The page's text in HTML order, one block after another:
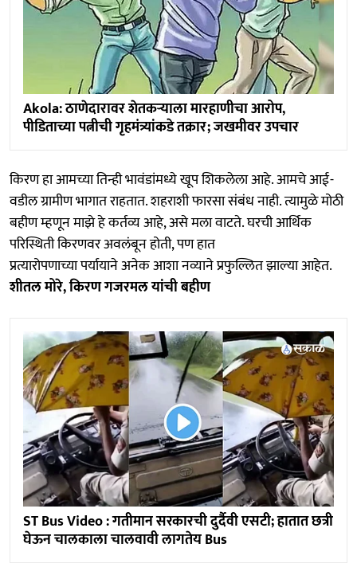
Akola: ठाणेदारावर शेतकऱ्याला मारहाणीचा आरोप,
पीडिताच्या पत्नीची गृहमंत्र्यांकडे तक्रार; जखमीवर उपचार
किरण हा आमच्या तिन्ही भावंडांमध्ये खूप शिकलेला आहे. आमचे आई-
वडील ग्रामीण भागात राहतात. शहराशी फारसा संबंध नाही. त्यामुळे मोठी
बहीण म्हणून माझे हे कर्तव्य आहे, असे मला वाटते. घरची आर्थिक
परिस्थिती किरणवर अवलंबून होती, पण हात
प्रत्यारोपणाच्या पर्यायाने अनेक आशा नव्याने प्रफुल्लित झाल्या आहेत.
शीतल मोरे, किरण गजरमल यांची बहीण
ST Bus Video : गतीमान सरकारची दुर्दैवी एसटी; हातात छत्री
घेऊन चालकाला चालवावी लागतेय Bus